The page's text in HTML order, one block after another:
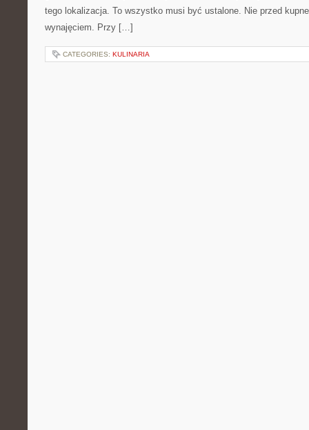
tego lokalizacja. To wszystko musi być ustalone. Nie przed
wynajęciem. Przy […]
CATEGORIES: KULINARIA